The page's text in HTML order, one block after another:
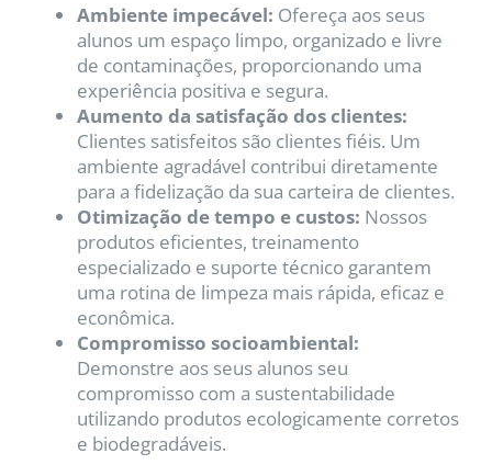
Ambiente impecável: Ofereça aos seus
alunos um espaço limpo, organizado e livre
de contaminações, proporcionando uma
experiência positiva e segura.
Aumento da satisfação dos clientes:
Clientes satisfeitos são clientes fiéis. Um
ambiente agradável contribui diretamente
para a fidelização da sua carteira de clientes.
Otimização de tempo e custos: Nossos
produtos eficientes, treinamento
especializado e suporte técnico garantem
uma rotina de limpeza mais rápida, eficaz e
econômica.
Compromisso socioambiental:
Demonstre aos seus alunos seu
compromisso com a sustentabilidade
utilizando produtos ecologicamente corretos
e biodegradáveis.